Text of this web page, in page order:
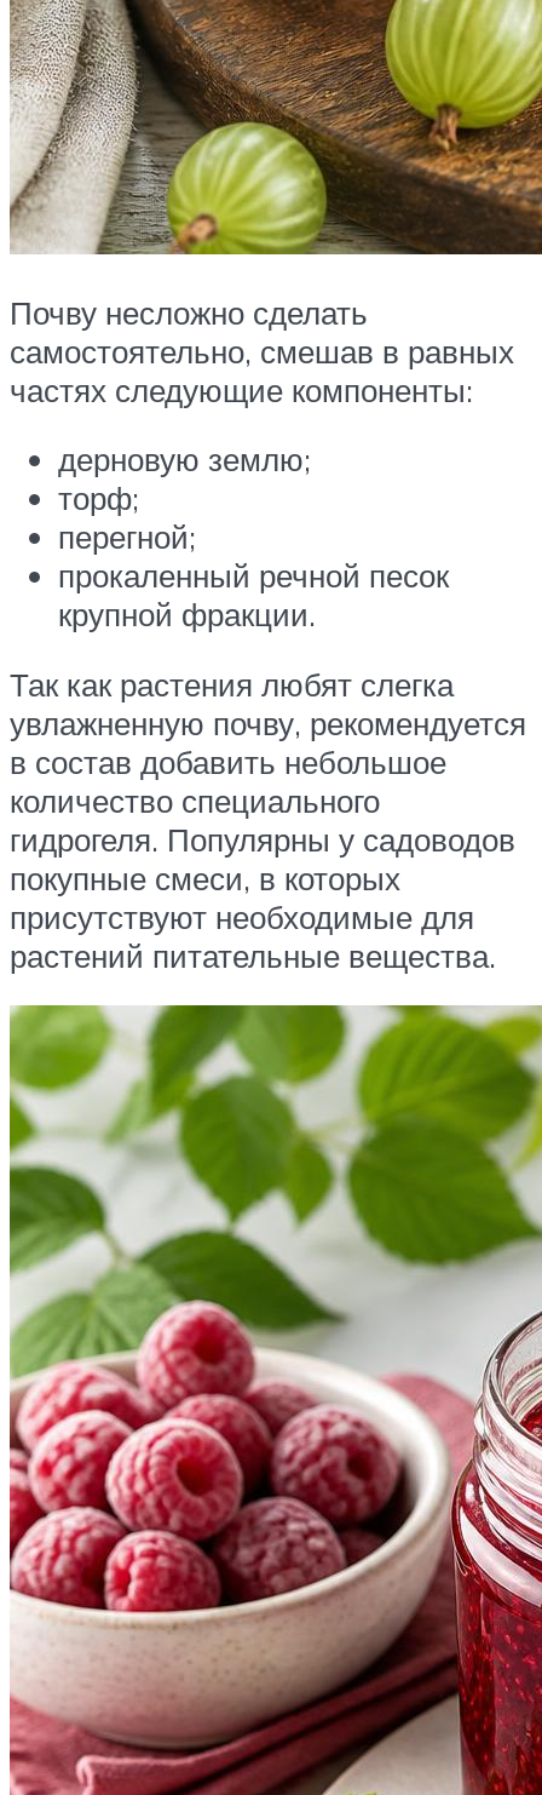
Почву несложно сделать
самостоятельно, смешав в равных
частях следующие компоненты:
дерновую землю;
торф;
перегной;
прокаленный речной песок
крупной фракции.
Так как растения любят слегка
увлажненную почву, рекомендуется
в состав добавить небольшое
количество специального
гидрогеля. Популярны у садоводов
покупные смеси, в которых
присутствуют необходимые для
растений питательные вещества.